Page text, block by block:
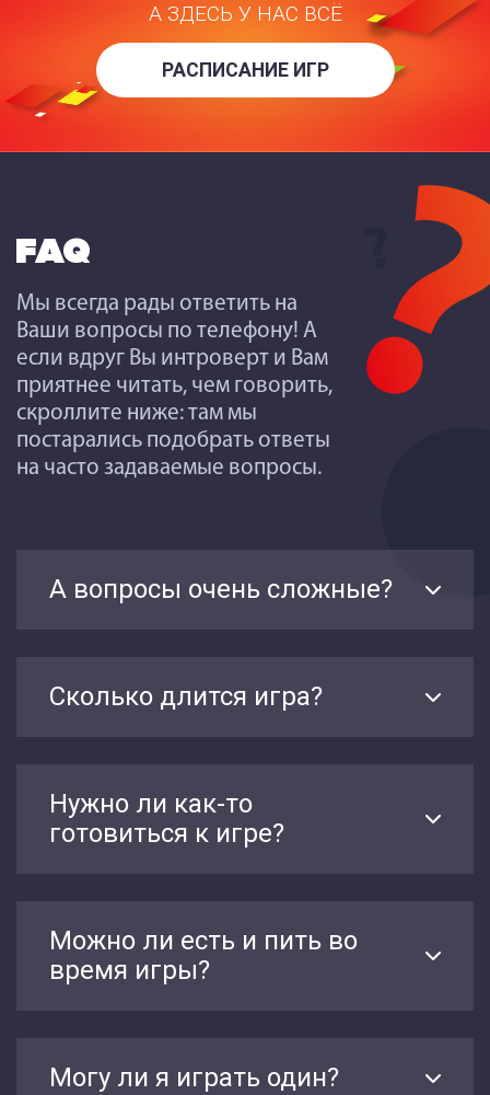
А ЗДЕСЬ У НАС ВСЁ
РАСПИСАНИЕ ИГР
FAQ
Мы всегда рады ответить на
Ваши вопросы по телефону! А
если вдруг Вы интроверт и Вам
приятнее читать, чем говорить,
скроллите ниже: там мы
постарались подобрать ответы
на часто задаваемые вопросы.
А вопросы очень сложные?
Сколько длится игра?
Нужно ли как-то
готовиться к игре?
Можно ли есть и пить во
время игры?
Могу ли я играть один?